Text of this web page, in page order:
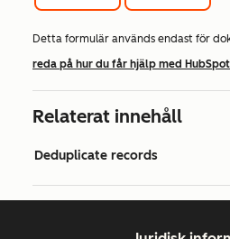
Detta formulär används endast för
reda på hur du får hjälp med HubSpot
Relaterat innehåll
Deduplicate records